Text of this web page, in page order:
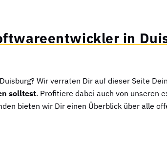
in
Wir verraten Dir auf dieser Seite
solltest. Profitiere dabei auch von unseren
bieten wir Dir einen Überblick über alle